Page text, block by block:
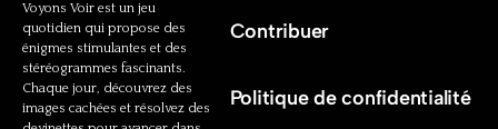
Voyons Voir est un jeu
quotidien qui propose des
énigmes stimulantes et des
stéréogrammes fascinants.
Chaque jour, découvrez des
images cachées et résolvez des
Contribuer
Politique de confidentialité